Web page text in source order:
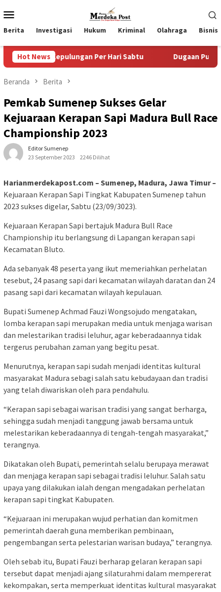
ke
kontenMobile
Berita Investigasi Hukum Kriminal Olahraga Bisnis
Hot NewsPer Hari Sabtu Dugaan Pungli SKAB di
Beranda Berita
Pemkab Sumenep Sukses Gelar
Kejuaraan Kerapan Sapi Madura Bull Race
Championship 2023
Editor Sumenep
23 September 2023
2246 Dilihat
Harianmerdekapost.com – Sumenep, Madura, Jawa Timur –
Kejuaraan Kerapan Sapi Tingkat Kabupaten Sumenep tahun
2023 sukses digelar, Sabtu (23/09/3023).
Kejuaraan Kerapan Sapi bertajuk Madura Bull Race
Championship itu berlangsung di Lapangan kerapan sapi
Kecamatan Bluto.
Ada sebanyak 48 peserta yang ikut memeriahkan perhelatan
tesebut, 24 pasang sapi dari kecamatan wilayah daratan dan 24
pasang sapi dari kecamatan wilayah kepulauan.
Bupati Sumenep Achmad Fauzi Wongsojudo mengatakan,
lomba kerapan sapi merupakan media untuk menjaga warisan
dan melestarikan tradisi leluhur, agar keberadaannya tidak
tergerus perubahan zaman yang begitu pesat.
Menurutnya, kerapan sapi sudah menjadi identitas kultural
masyarakat Madura sebagi salah satu kebudayaan dan tradisi
yang telah diwariskan oleh para pendahulu.
“Kerapan sapi sebagai warisan tradisi yang sangat berharga,
sehingga sudah menjadi tanggung jawab bersama untuk
melestarikan keberadaannya di tengah-tengah masyarakat,”
terangnya.
Dikatakan oleh Bupati, pemerintah selalu berupaya merawat
dan menjaga kerapan sapi sebagai tradisi leluhur. Salah satu
upaya yang dilakukan ialah dengan mengadakan perhelatan
kerapan sapi tingkat Kabupaten.
“Kejuaraan ini merupakan wujud perhatian dan komitmen
pemerintah daerah guna memberikan pembinaan,
pengembangan serta pelestarian warisan budaya,” terangnya.
Oleh sebab itu, Bupati Fauzi berharap gelaran kerapan sapi
tersebut dapat menjadi ajang silaturahmi dalam mempererat
kekompakan, serta memperkuat identitas kultural masyarakat